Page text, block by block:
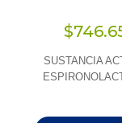
$
SUSTANCIA